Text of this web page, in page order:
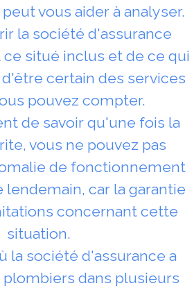
vous aider à analyser.
la société d'assurance
situé inclus et de ce qui
certain des services
pouvez compter.
de savoir qu'une fois la
vous ne pouvez pas
de fonctionnement
car la garantie
concernant cette
situation.
la société d'assurance a
dans plusieurs